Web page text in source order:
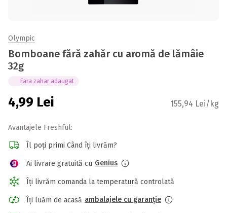
Olympic
Bomboane fără zahăr cu aromă de lămâie
32g
Fara zahar adaugat
4,99 Lei 155,94 Lei/kg
Avantajele Freshful:
Îl poți primi Când îți livrăm?
Ai livrare gratuită cu Genius
Îți livrăm comanda la temperatură controlată
Îți luăm de acasă ambalajele cu garanție